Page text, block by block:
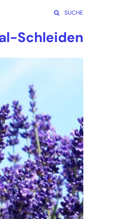
SUCHE
Schleiden